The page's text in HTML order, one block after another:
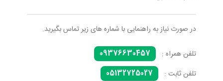
در صورت نیاز به راهنمایی با شماره های زیر تماس بگیرید.
تلفن همراه :
09376630457
تلفن ثابت :
05132725027